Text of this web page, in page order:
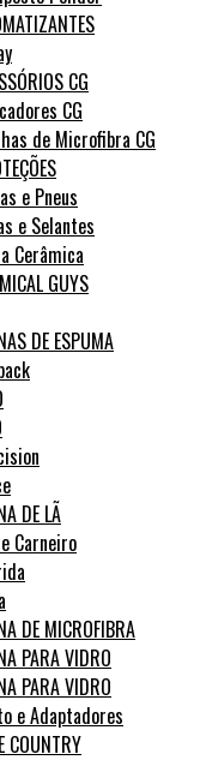
CG
CG
de Microfibra CG
e Pneus
e Selantes
Cerâmica
GUYS
DE ESPUMA
DE LÃ
Carneiro
DE MICROFIBRA
PARA VIDRO
PARA VIDRO
e Adaptadores
COUNTRY